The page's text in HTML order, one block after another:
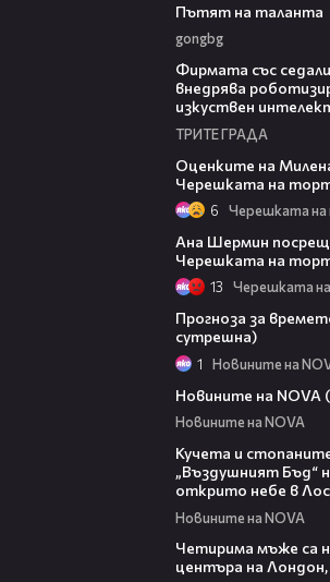
Пътят на таланта
gongbg
Фирмата със
внедрява
изкуствен
ТРИТЕ ГРАДА
Оценките на
Черешката на
6
Ана Шермин
Черешката на
13
Прогноза за
сутрешна)
1 Новините на
Новините на NOVA
Новините на NOVA
Кучета и
„Въздушният Бъд“
открито небе в
Новините на NOVA
Четирима мъже са
центъра на